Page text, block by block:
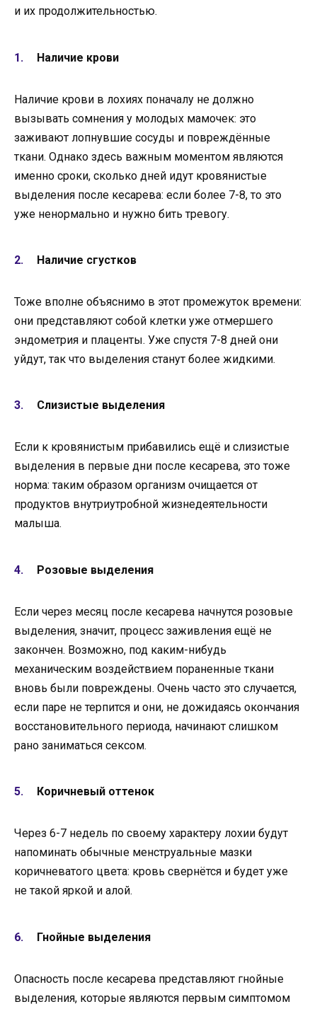
и их продолжительностью.
Наличие крови
Наличие крови в лохиях поначалу не должно
вызывать сомнения у молодых мамочек: это
заживают лопнувшие сосуды и повреждённые
ткани. Однако здесь важным моментом являются
именно сроки, сколько дней идут кровянистые
выделения после кесарева: если более 7-8, то это
уже ненормально и нужно бить тревогу.
Наличие сгустков
Тоже вполне объяснимо в этот промежуток времени:
они представляют собой клетки уже отмершего
эндометрия и плаценты. Уже спустя 7-8 дней они
уйдут, так что выделения станут более жидкими.
Слизистые выделения
Если к кровянистым прибавились ещё и слизистые
выделения в первые дни после кесарева, это тоже
норма: таким образом организм очищается от
продуктов внутриутробной жизнедеятельности
малыша.
Розовые выделения
Если через месяц после кесарева начнутся розовые
выделения, значит, процесс заживления ещё не
закончен. Возможно, под каким-нибудь
механическим воздействием пораненные ткани
вновь были повреждены. Очень часто это случается,
если паре не терпится и они, не дожидаясь окончания
восстановительного периода, начинают слишком
рано заниматься сексом.
Коричневый оттенок
Через 6-7 недель по своему характеру лохии будут
напоминать обычные менструальные мазки
коричневатого цвета: кровь свернётся и будет уже
не такой яркой и алой.
Гнойные выделения
Опасность после кесарева представляют гнойные
выделения, которые являются первым симптомом